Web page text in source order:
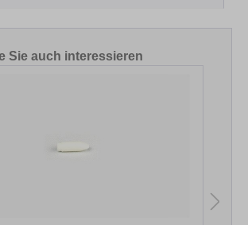
überspringen
Sie auch interessieren